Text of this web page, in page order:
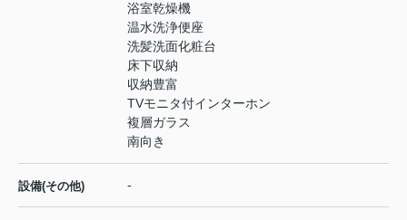
浴室乾燥機
温水洗浄便座
洗髪洗面化粧台
床下収納
収納豊富
TVモニタ付インターホン
複層ガラス
南向き
設備(その他) -